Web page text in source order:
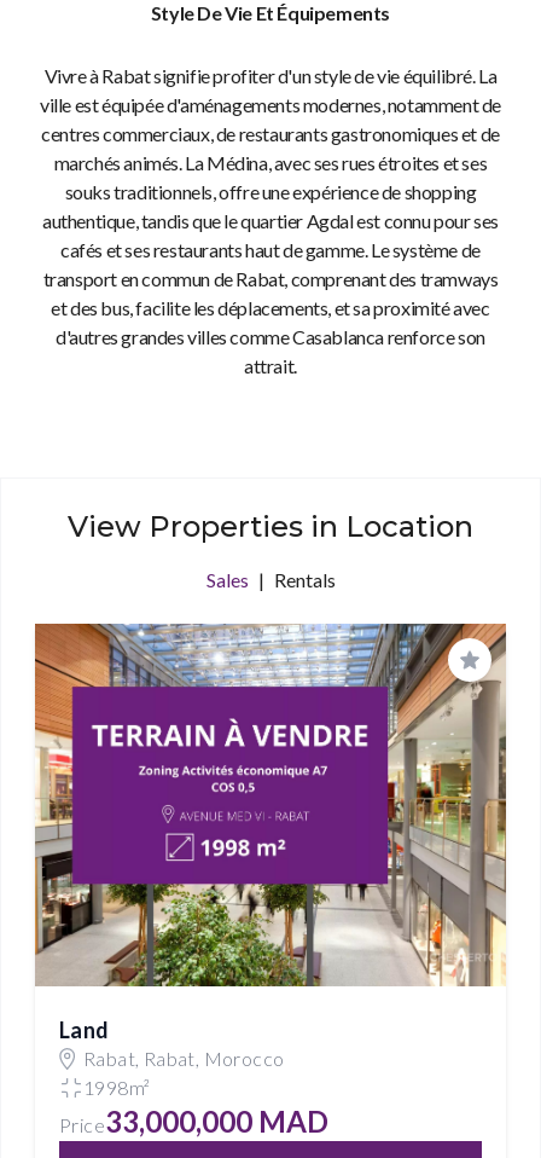
Style De Vie Et Équipements
Vivre à Rabat signifie profiter d'un style de vie équilibré. La
ville est équipée d'aménagements modernes, notamment de
centres commerciaux, de restaurants gastronomiques et de
marchés animés. La Médina, avec ses rues étroites et ses
souks traditionnels, offre une expérience de shopping
authentique, tandis que le quartier Agdal est connu pour ses
cafés et ses restaurants haut de gamme. Le système de
transport en commun de Rabat, comprenant des tramways
et des bus, facilite les déplacements, et sa proximité avec
d'autres grandes villes comme Casablanca renforce son
attrait.
View Properties in Location
Sales | Rentals
Save
Land
Rabat, Rabat, Morocco
1998m²
Price33,000,000 MAD